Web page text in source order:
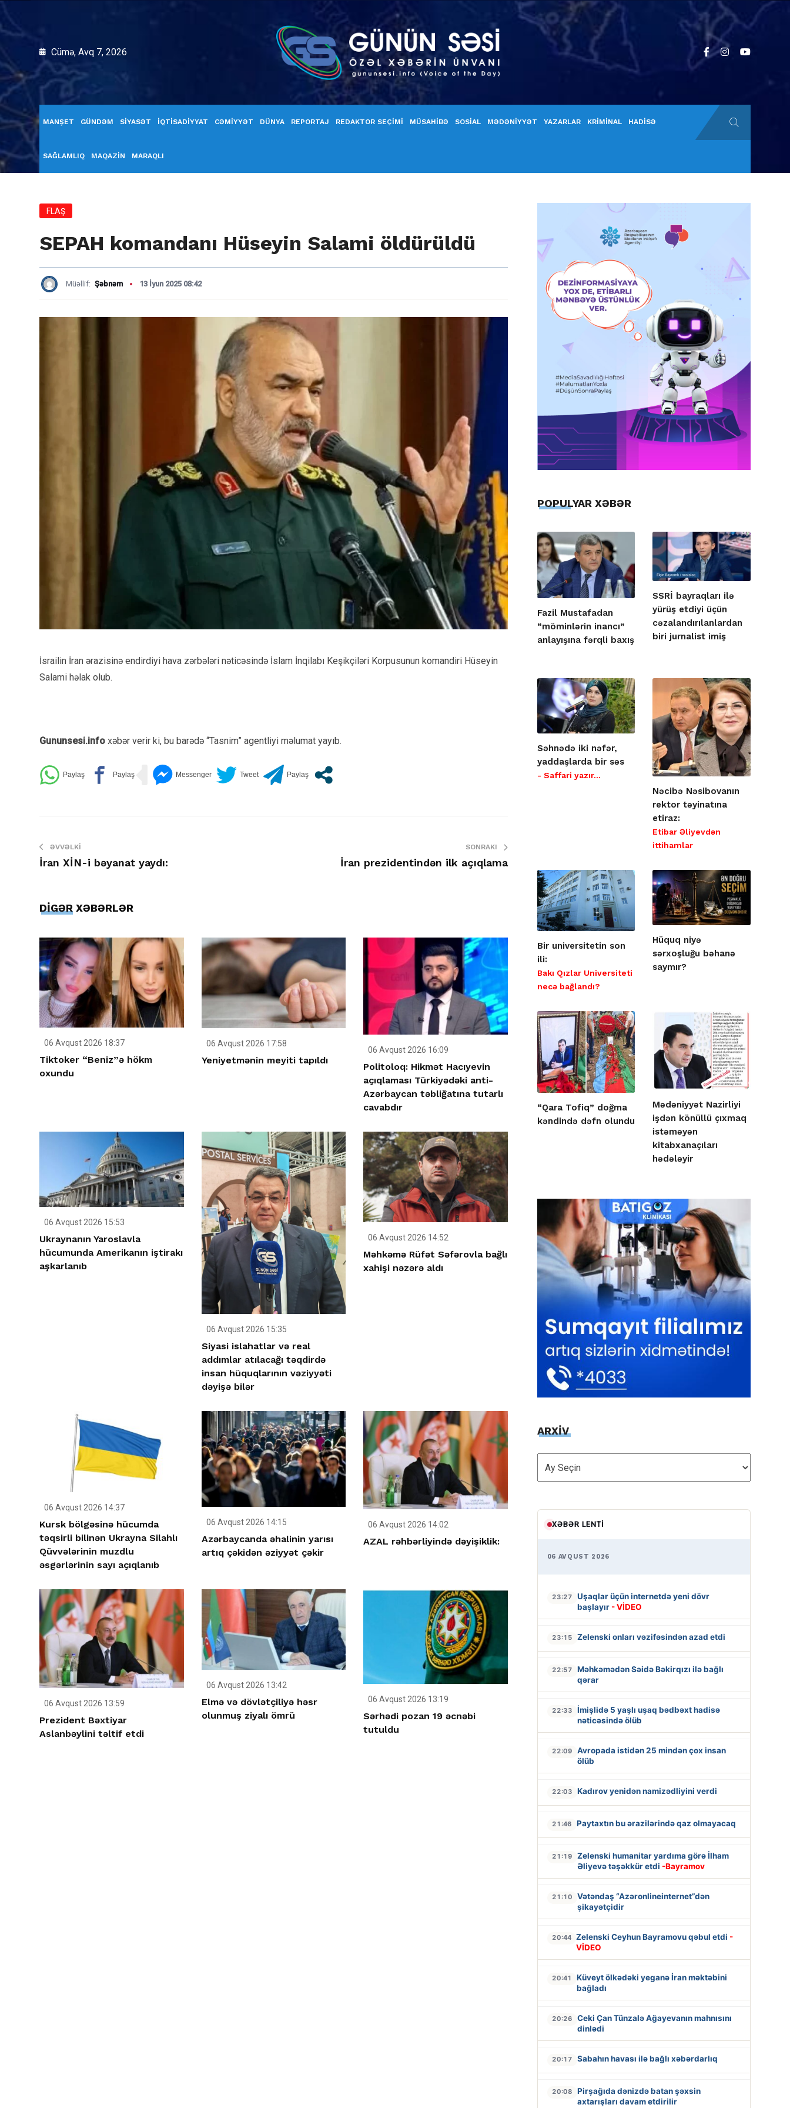
Cümə, Avq 7, 2026
MANŞET GÜNDƏM SİYASƏT İQTİSADİYYAT CƏMİYYƏT DÜNYA REPORTAJ REDAKTOR SEÇİMİ MÜSAHİBƏ SOSİAL MƏDƏNİYYƏT YAZARLAR KRİMİNAL HADİSƏ
SAĞLAMLIQ MAQAZİN MARAQLI
FLAŞ
SEPAH komandanı Hüseyin Salami öldürüldü
Müəllif: Şəbnəm 13 İyun 2025 08:42
İsrailin İran ərazisinə endirdiyi hava zərbələri nəticəsində İslam İnqilabı Keşikçiləri Korpusunun komandiri Hüseyin
Salami həlak olub.
Gununsesi.info xəbər verir ki, bu barədə “Tasnim” agentliyi məlumat yayıb.
ƏVVƏLKI
İran XİN-i bəyanat yaydı:
SONRAKI
İran prezidentindən ilk açıqlama
DİGƏR XƏBƏRLƏR
06 Avqust 2026 18:37
Tiktoker “Beniz”ə hökm
oxundu
06 Avqust 2026 17:58
Yeniyetmənin meyiti tapıldı
06 Avqust 2026 16:09
Politoloq: Hikmət Hacıyevin
açıqlaması Türkiyədəki anti-
Azərbaycan təbliğatına tutarlı
cavabdır
06 Avqust 2026 15:53
Ukraynanın Yaroslavla
hücumunda Amerikanın iştirakı
aşkarlanıb
06 Avqust 2026 15:35
Siyasi islahatlar və real
addımlar atılacağı təqdirdə
insan hüquqlarının vəziyyəti
dəyişə bilər
06 Avqust 2026 14:52
Məhkəmə Rüfət Səfərovla bağlı
xahişi nəzərə aldı
06 Avqust 2026 14:37
Kursk bölgəsinə hücumda
təqsirli bilinən Ukrayna Silahlı
Qüvvələrinin muzdlu
əsgərlərinin sayı açıqlanıb
06 Avqust 2026 14:15
Azərbaycanda əhalinin yarısı
artıq çəkidən əziyyət çəkir
06 Avqust 2026 14:02
AZAL rəhbərliyində dəyişiklik:
06 Avqust 2026 13:59
Prezident Bəxtiyar
Aslanbəylini təltif etdi
06 Avqust 2026 13:42
Elmə və dövlətçiliyə həsr
olunmuş ziyalı ömrü
06 Avqust 2026 13:19
Sərhədi pozan 19 əcnəbi
tutuldu
POPULYAR XƏBƏR
Fazil Mustafadan
“möminlərin inancı”
anlayışına fərqli baxış
SSRİ bayraqları ilə
yürüş etdiyi üçün
cəzalandırılanlardan
biri jurnalist imiş
Səhnədə iki nəfər,
yaddaşlarda bir səs
- Saffari yazır…
Nəcibə Nəsibovanın
rektor təyinatına
etiraz:
Etibar Əliyevdən
ittihamlar
Bir universitetin son
ili:
Bakı Qızlar Universiteti
necə bağlandı?
Hüquq niyə
sərxoşluğu bəhanə
saymır?
“Qara Tofiq” doğma
kəndində dəfn olundu
Mədəniyyət Nazirliyi
işdən könüllü çıxmaq
istəməyən
kitabxanaçıları
hədələyir
ARXİV
ARXİV
XƏBƏR LENTI
06 AVQUST 2026
23:27
Uşaqlar üçün internetdə yeni dövr
başlayır - VİDEO
23:15 Zelenski onları vəzifəsindən azad etdi
22:57
Məhkəmədən Səidə Bəkirqızı ilə bağlı
qərar
22:33
İmişlidə 5 yaşlı uşaq bədbəxt hadisə
nəticəsində ölüb
22:09
Avropada istidən 25 mindən çox insan
ölüb
22:03 Kadırov yenidən namizədliyini verdi
21:46 Paytaxtın bu ərazilərində qaz olmayacaq
21:19
Zelenski humanitar yardıma görə İlham
Əliyevə təşəkkür etdi -Bayramov
21:10
Vətəndaş “Azəronlineinternet”dən
şikayətçidir
20:44 Zelenski Ceyhun Bayramovu qəbul etdi -
VİDEO
20:41
Küveyt ölkədəki yeganə İran məktəbini
bağladı
20:26
Ceki Çan Tünzalə Ağayevanın mahnısını
dinlədi
20:17 Sabahın havası ilə bağlı xəbərdarlıq
20:08
Pirşağıda dənizdə batan şəxsin
axtarışları davam etdirilir